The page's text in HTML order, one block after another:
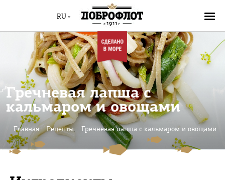
RU
Гречневая лапша с
кальмаром и овощами
Главная Рецепты Гречневая лапша с кальмаром и овощами